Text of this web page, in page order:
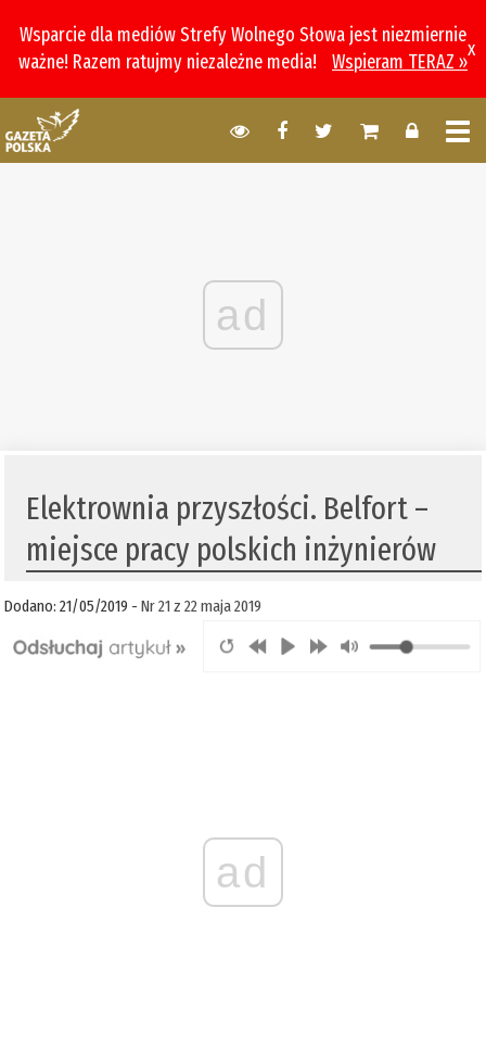
Wsparcie dla mediów Strefy Wolnego Słowa jest niezmiernie
ważne! Razem ratujmy niezależne media!
Wspieram TERAZ »
x
ad
Elektrownia przyszłości. Belfort –
miejsce pracy polskich inżynierów
Dodano: 21/05/2019 -Nr 21 z 22 maja 2019
ad